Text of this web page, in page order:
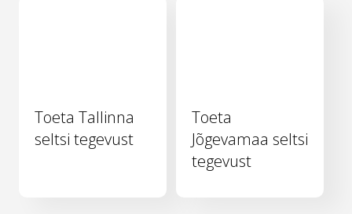
Toeta Tallinna
seltsi tegevust
Toeta
Jõgevamaa seltsi
tegevust